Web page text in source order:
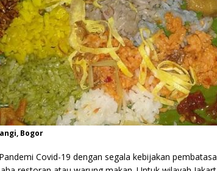
Bogor
Covid-19 dengan segala kebijakan